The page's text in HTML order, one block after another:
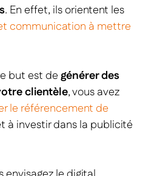
. En effet, ils orientent les
communication à mettre
but est degénérer des
clientèle, vous avez
le référencement de
à investir dans la publicité